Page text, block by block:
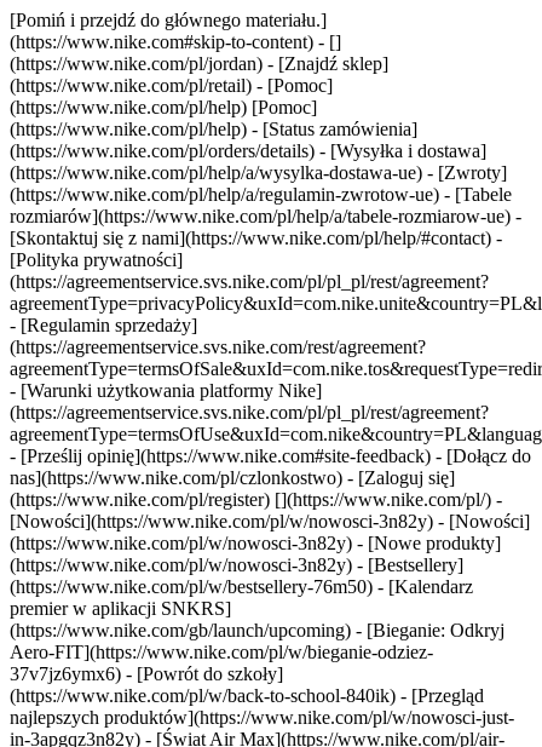
[Pomiń i przejdź do głównego materiału.]
(https://www.nike.com#skip-to-content) - []
(https://www.nike.com/pl/jordan) - [Znajdź sklep]
(https://www.nike.com/pl/retail) - [Pomoc]
(https://www.nike.com/pl/help) [Pomoc]
(https://www.nike.com/pl/help) - [Status zamówienia]
(https://www.nike.com/pl/orders/details) - [Wysyłka i dostawa]
(https://www.nike.com/pl/help/a/wysylka-dostawa-ue) - [Zwroty]
(https://www.nike.com/pl/help/a/regulamin-zwrotow-ue) - [Tabele
rozmiarów](https://www.nike.com/pl/help/a/tabele-rozmiarow-ue) -
[Skontaktuj się z nami](https://www.nike.com/pl/help/#contact) -
[Polityka prywatności]
(https://agreementservice.svs.nike.com/pl/pl_pl/rest/agreement?
- [Regulamin sprzedaży]
(https://agreementservice.svs.nike.com/rest/agreement?
- [Warunki użytkowania platformy Nike]
(https://agreementservice.svs.nike.com/pl/pl_pl/rest/agreement?
- [Prześlij opinię](https://www.nike.com#site-feedback) - [Dołącz do
nas](https://www.nike.com/pl/czlonkostwo) - [Zaloguj się]
(https://www.nike.com/pl/register) [](https://www.nike.com/pl/) -
[Nowości](https://www.nike.com/pl/w/nowosci-3n82y) - [Nowości]
(https://www.nike.com/pl/w/nowosci-3n82y) - [Nowe produkty]
(https://www.nike.com/pl/w/nowosci-3n82y) - [Bestsellery]
(https://www.nike.com/pl/w/bestsellery-76m50) - [Kalendarz
premier w aplikacji SNKRS]
(https://www.nike.com/gb/launch/upcoming) - [Bieganie: Odkryj
Aero-FIT](https://www.nike.com/pl/w/bieganie-odziez-
37v7jz6ymx6) - [Powrót do szkoły]
(https://www.nike.com/pl/w/back-to-school-840ik) - [Przegląd
najlepszych produktów](https://www.nike.com/pl/w/nowosci-just-
in-3apgqz3n82y) - [Świat Air Max](https://www.nike.com/pl/air-